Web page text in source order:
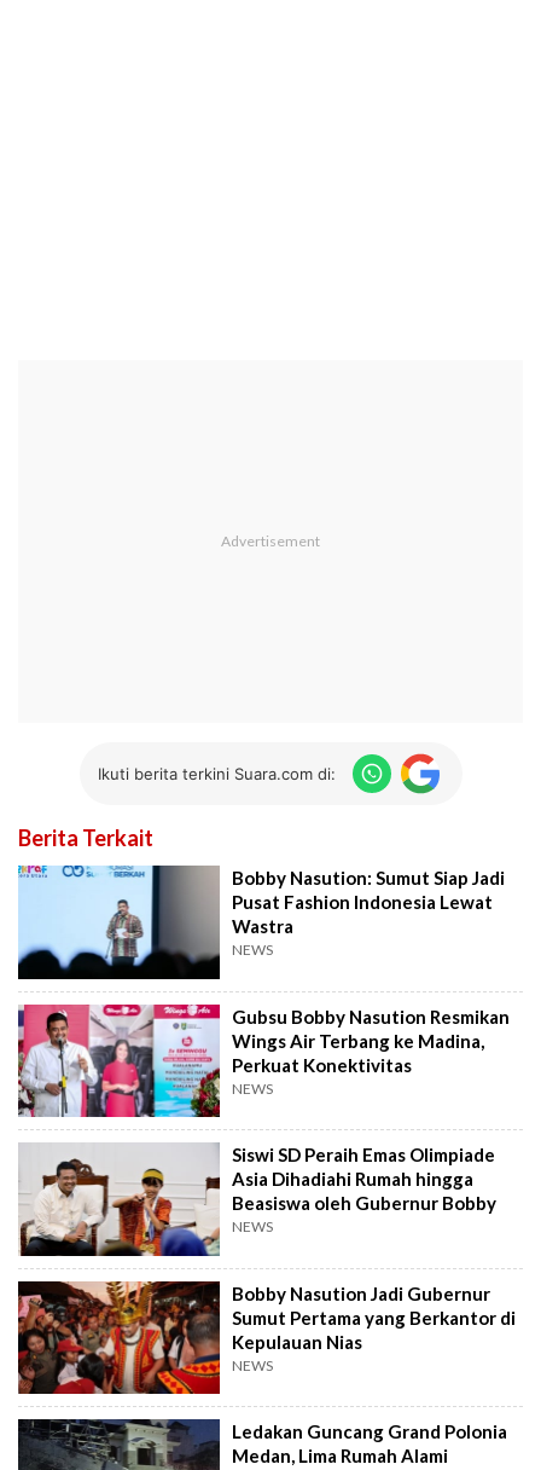
Ikuti berita terkini Suara.com di:
Berita Terkait
Bobby Nasution: Sumut Siap Jadi
Pusat Fashion Indonesia Lewat
Wastra
NEWS
Gubsu Bobby Nasution Resmikan
Wings Air Terbang ke Madina,
Perkuat Konektivitas
NEWS
Siswi SD Peraih Emas Olimpiade
Asia Dihadiahi Rumah hingga
Beasiswa oleh Gubernur Bobby
NEWS
Bobby Nasution Jadi Gubernur
Sumut Pertama yang Berkantor di
Kepulauan Nias
NEWS
Ledakan Guncang Grand Polonia
Medan, Lima Rumah Alami